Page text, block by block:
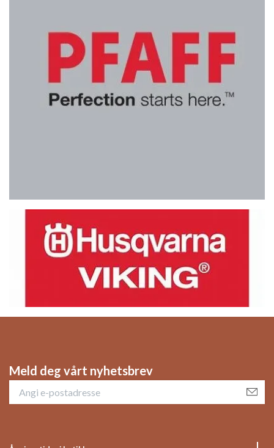
Meld deg vårt nyhetsbrev